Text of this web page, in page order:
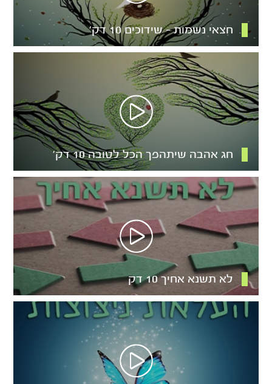
חצאי נשמות – שידוכים 10 דק’
חג אהבה שיתהפך הכל לטובה 10 דק’
לא תשנא אחיך 10 דק